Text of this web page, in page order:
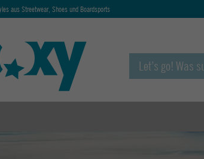
aus Streetwear, Shoes und Boardsports